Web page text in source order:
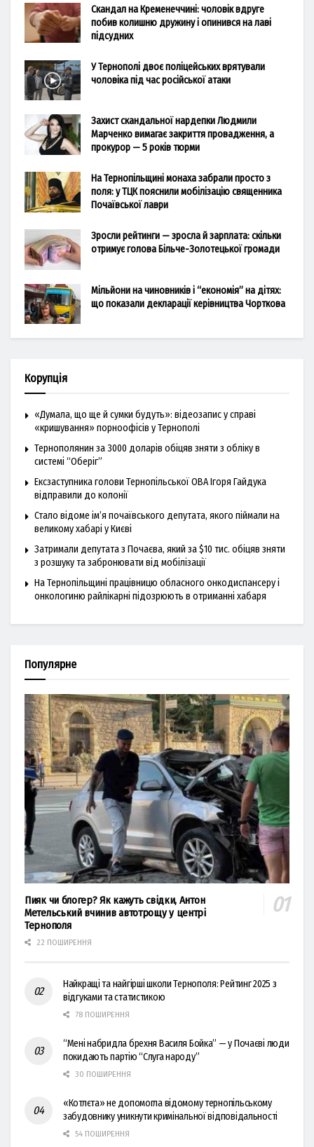
Скандал на Кременеччині: чоловік вдруге
побив колишню дружину і опинився на лаві
підсудних
У Тернополі двоє поліцейських врятували
чоловіка під час російської атаки
Захист скандальної нардепки Людмили
Марченко вимагає закриття провадження, а
прокурор — 5 років тюрми
На Тернопільщині монаха забрали просто з
поля: у ТЦК пояснили мобілізацію священника
Почаївської лаври
Зросли рейтинги — зросла й зарплата: скільки
отримує голова Більче-Золотецької громади
Мільйони на чиновників і “економія” на дітях:
що показали декларації керівництва Чорткова
Корупція
«Думала, що ще й сумки будуть»: відеозапис у справі
«кришування» порноофісів у Тернополі
Тернополянин за 3000 доларів обіцяв зняти з обліку в
системі “Оберіг”
Ексзаступника голови Тернопільської ОВА Ігоря Гайдука
відправили до колонії
Стало відоме ім’я почаївського депутата, якого піймали на
великому хабарі у Києві
Затримали депутата з Почаєва, який за $10 тис. обіцяв зняти
з розшуку та забронювати від мобілізації
На Тернопільщині працівницю обласного онкодиспансеру і
онкологиню райлікарні підозрюють в отриманні хабаря
Популярне
Пияк чи блогер? Як кажуть свідки, Антон
Метельський вчинив автотрощу у центрі
Тернополя
22 ПОШИРЕННЯ
Найкращі та найгірші школи Тернополя: Рейтинг 2025 з
відгуками та статистикою
78 ПОШИРЕННЯ
“Мені набридла брехня Василя Бойка” — у Почаєві люди
покидають партію “Слуга народу”
30 ПОШИРЕННЯ
«Котлєта» не допомогла відомому тернопільському
забудовнику уникнути кримінальної відповідальності
54 ПОШИРЕННЯ